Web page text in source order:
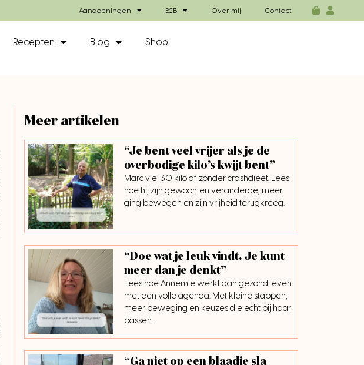
Aandoeningen B2B Over mij Contact
Recepten Blog Shop
Meer artikelen
“Je bent veel vrijer als je de
overbodige kilo’s kwijt bent”
Marc viel 30 kilo af zonder crashdieet. Lees
hoe hij zijn gewoonten veranderde, meer
ging bewegen en zijn vrijheid terugkreeg.
“Doe wat je leuk vindt. Je kunt
meer dan je denkt”
Lees hoe Annemie werkt aan gezond leven
met een volle agenda. Met kleine stappen,
meer beweging en keuzes die echt bij haar
passen.
“Ga niet op een blaadje sla